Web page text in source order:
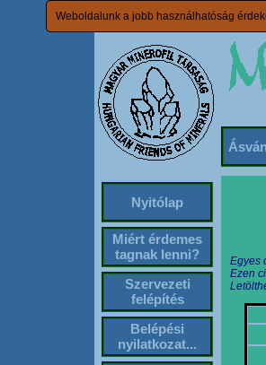
Weboldalunk a jobb használhatóság
Nyitólap
Miért érdemes
tagnak lenni?
Szervezeti
felépítés
Belépési
nyilatkozat...
Egyes
Ezen